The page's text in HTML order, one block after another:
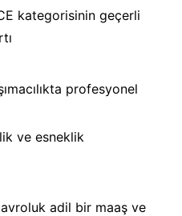
kategorisinin geçerli
profesyonel
ve esneklik
adil bir maaş ve